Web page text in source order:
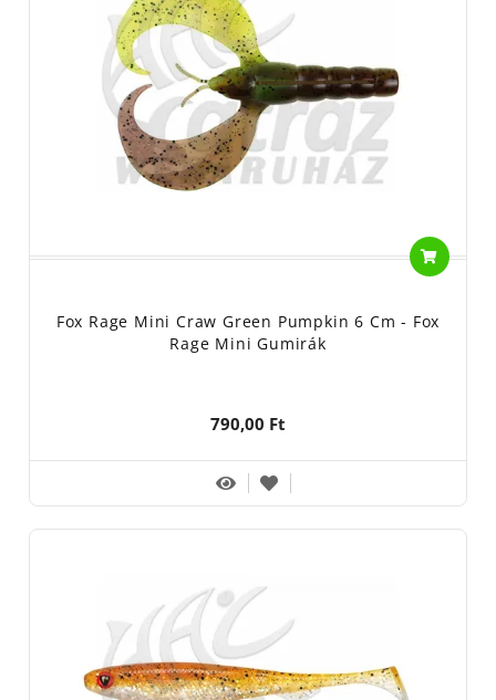
Fox Rage Mini Craw Green Pumpkin 6 Cm - Fox
Rage Mini Gumirák
790,00 Ft